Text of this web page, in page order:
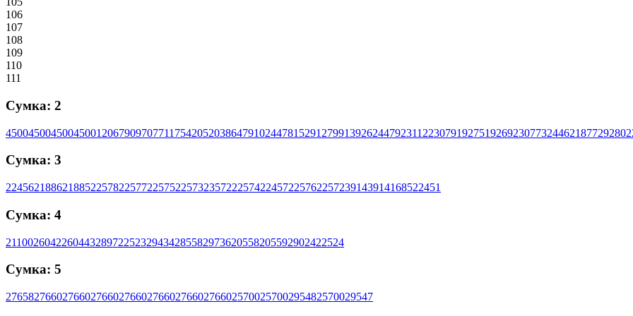
106
107
108
109
110
111
Сумка: 2
45004500450045001206790970771175420520386479102447815291279913926244792311223079192751926923077324462187729280
Сумка: 3
22456218862188522578225772257522573235722257422457225762257239143914168522451
Сумка: 4
211002604226044328972252329434285582973620558205592902422524
Сумка: 5
27658276602766027660276602766027660276602570025700295482570029547